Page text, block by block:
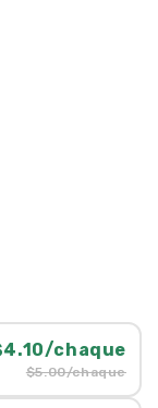
chaque
$5.00/chaque